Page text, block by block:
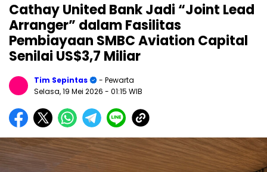
Cathay United Bank Jadi “Joint Lead
Arranger” dalam Fasilitas
Pembiayaan SMBC Aviation Capital
Senilai US$3,7 Miliar
Tim Sepintas
- Pewarta
Selasa, 19 Mei 2026 - 01:15 WIB